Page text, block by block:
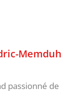
Memduh
passionné de